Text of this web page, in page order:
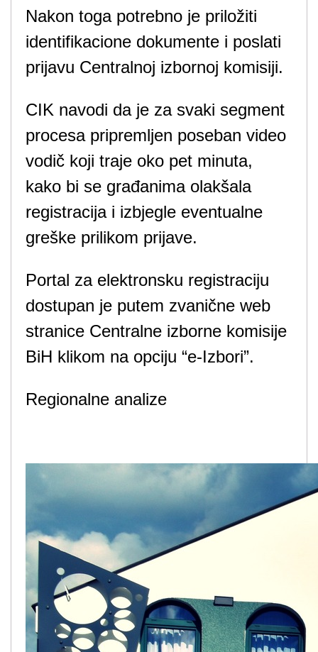
Nakon toga potrebno je priložiti
identifikacione dokumente i poslati
prijavu Centralnoj izbornoj komisiji.
CIK navodi da je za svaki segment
procesa pripremljen poseban video
vodič koji traje oko pet minuta,
kako bi se građanima olakšala
registracija i izbjegle eventualne
greške prilikom prijave.
Portal za elektronsku registraciju
dostupan je putem zvanične web
stranice Centralne izborne komisije
BiH klikom na opciju “e-Izbori”.
Regionalne analize